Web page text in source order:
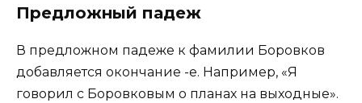
Предложный падеж
В предложном падеже к фамилии Боровков
добавляется окончание -е. Например, «Я
говорил с Боровковым о планах на выходные».